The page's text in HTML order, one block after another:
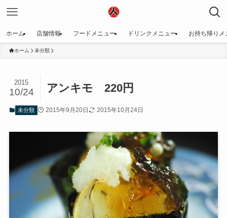
ホーム 店舗情報 フードメニュー ドリンクメニュー お持ち帰りメ
ホーム 未分類
アンキモ 220円
2015
10/24
未分類 2015年9月20日 2015年10月24日